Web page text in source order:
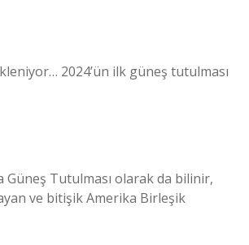
2024’ün ilk güneş tutulması
Güneş Tutulması olarak da bilinir,
ve bitişik Amerika Birleşik